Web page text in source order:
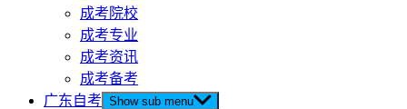
成考院校
成考专业
成考资讯
成考备考
广东自考 Show sub menu